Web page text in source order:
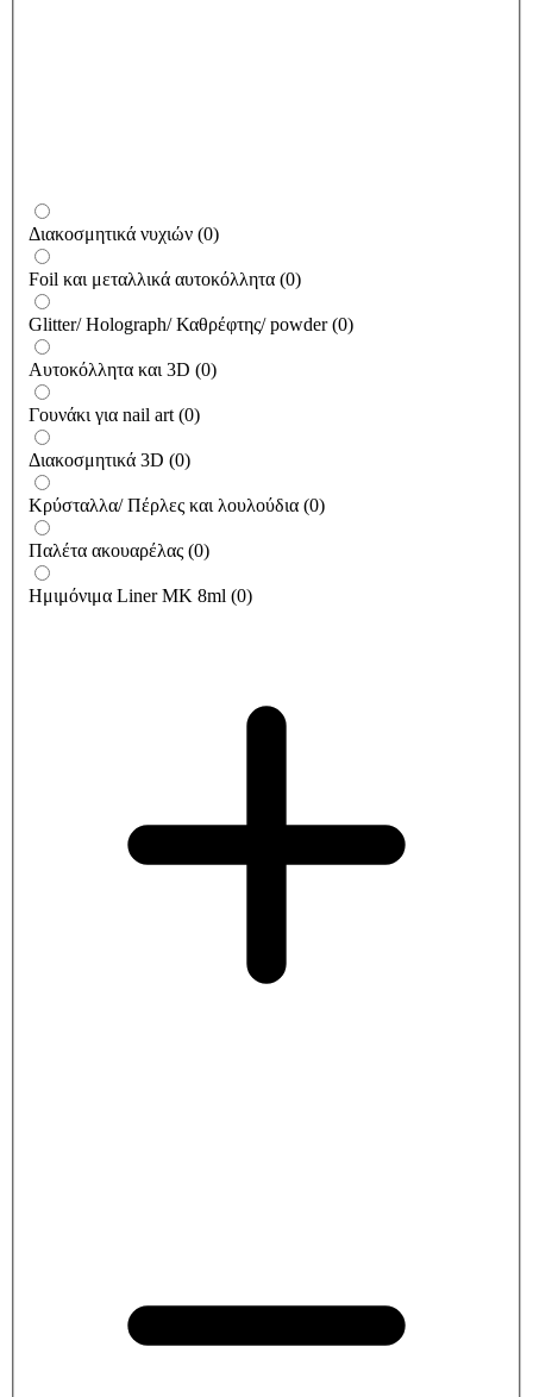
Διακοσμητικά νυχιών (0)
Foil και μεταλλικά αυτοκόλλητα (0)
Glitter/ Holograph/ Καθρέφτης/ powder (0)
Αυτοκόλλητα και 3D (0)
Γουνάκι για nail art (0)
Διακοσμητικά 3D (0)
Κρύσταλλα/ Πέρλες και λουλούδια (0)
Παλέτα ακουαρέλας (0)
Ημιμόνιμα Liner ΜΚ 8ml (0)